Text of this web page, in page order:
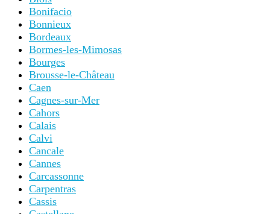
Bonifacio
Bonnieux
Bordeaux
Bormes-les-Mimosas
Bourges
Brousse-le-Château
Caen
Cagnes-sur-Mer
Cahors
Calais
Calvi
Cancale
Cannes
Carcassonne
Carpentras
Cassis